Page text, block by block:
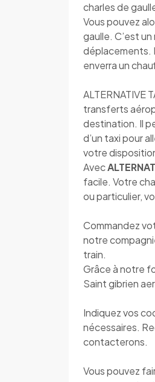
charles de
Vous pouvez
gaulle. C’est
déplacements.
enverra un
ALTERNATIVE
transferts
destination. Il
d’un taxi pour
votre
Avec
facile. Votre
ou particulier,
Commandez
notre
train.
Grâce à notre
Saint gibrien
Indiquez vos
nécessaires.
contacterons.
Vous pouvez